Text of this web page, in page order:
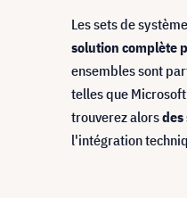
Les sets de
solution complète
ensembles sont
telles que
trouverez alorsdes
l'intégration